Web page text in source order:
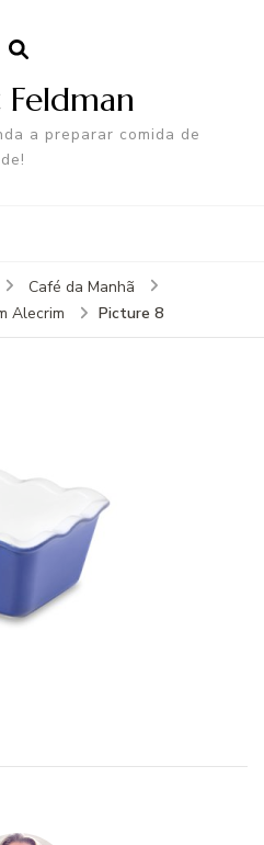
Feldman
a preparar comida de
Café da Manhã
Alecrim
Picture 8